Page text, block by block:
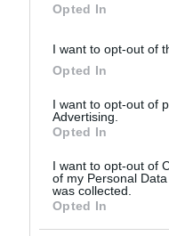
Opted In
I want to opt-out of
Opted In
I want to opt-out of
Advertising.
Opted In
I want to opt-out of
of my Personal
was collected.
Opted In